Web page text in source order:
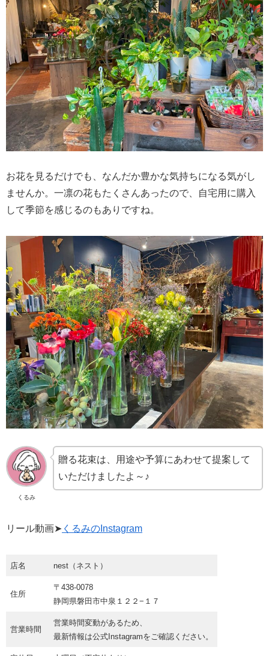
お花を見るだけでも、なんだか豊かな気持ちになる気がし
ませんか。一凛の花もたくさんあったので、自宅用に購入
して季節を感じるのもありですね。
くるみ
贈る花束は、用途や予算にあわせて提案して
いただけましたよ～♪
リール動画➤ くるみのInstagram
店名 nest（ネスト）
住所
〒438-0078
静岡県磐田市中泉１２２−１７
営業時間
営業時間変動があるため、
最新情報は公式Instagramをご確認ください。